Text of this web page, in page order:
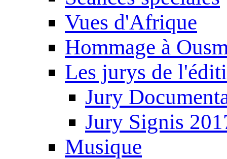
Vues d'Afrique
Hommage à
Les jurys de
Jury
Jury Signis
Musique